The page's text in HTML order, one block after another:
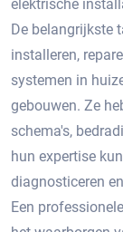
elektrische
De belangrijkste
installeren,
systemen in
gebouwen.​ Ze
schema's,
hun expertise
diagnosticeren
Een